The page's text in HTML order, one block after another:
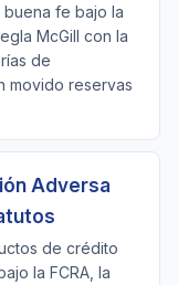
buena fe bajo la
McGill con la
de
movido reservas
Adversa
de crédito
la FCRA, la